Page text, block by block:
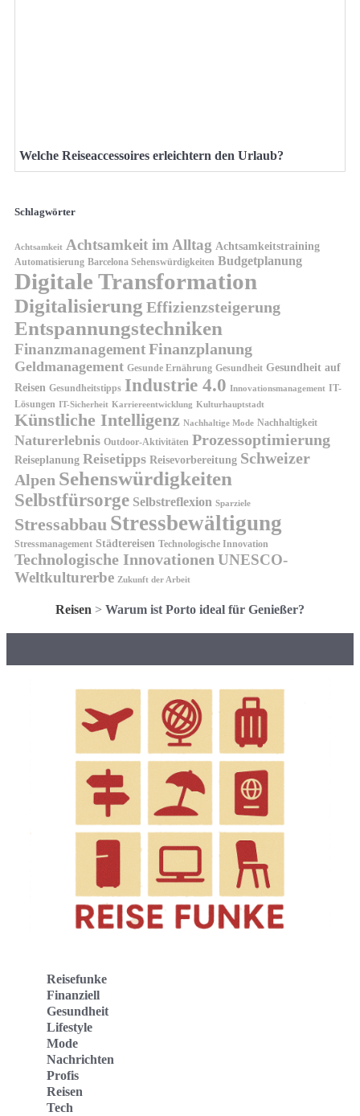
Welche Reiseaccessoires erleichtern den Urlaub?
Schlagwörter
Achtsamkeit Achtsamkeit im Alltag Achtsamkeitstraining
Automatisierung Barcelona Sehenswürdigkeiten Budgetplanung
Digitale Transformation
Digitalisierung Effizienzsteigerung
Entspannungstechniken
FinanzmanagementFinanzplanung
Geldmanagement Gesunde Ernährung Gesundheit Gesundheit auf
Reisen Gesundheitstipps Industrie 4.0 Innovationsmanagement IT-
Lösungen IT-Sicherheit Karriereentwicklung Kulturhauptstadt
Künstliche Intelligenz Nachhaltige Mode Nachhaltigkeit
Naturerlebnis Outdoor-Aktivitäten Prozessoptimierung
Reiseplanung Reisetipps Reisevorbereitung Schweizer
Alpen Sehenswürdigkeiten
Selbstfürsorge Selbstreflexion Sparziele
Stressabbau Stressbewältigung
Stressmanagement Städtereisen Technologische Innovation
Technologische Innovationen UNESCO-
Weltkulturerbe Zukunft der Arbeit
Reisen > Warum ist Porto ideal für Genießer?
Reisefunke
Finanziell
Gesundheit
Lifestyle
Mode
Nachrichten
Profis
Reisen
Tech